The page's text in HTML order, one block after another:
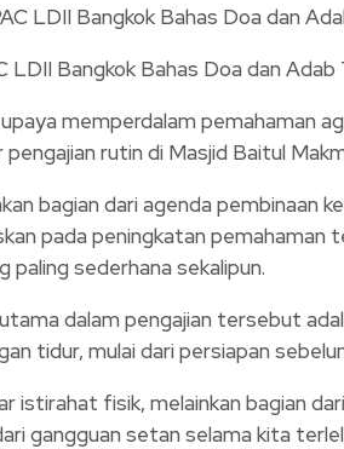
LDII Bangkok Bahas Doa dan Adab
memperdalam pemahaman
rutin di Masjid Baitul
bagian dari agenda pembinaan
pada peningkatan pemahaman
paling sederhana sekalipun.
dalam pengajian tersebut
tidur, mulai dari persiapan
istirahat fisik, melainkan bagian
gangguan setan selama kita